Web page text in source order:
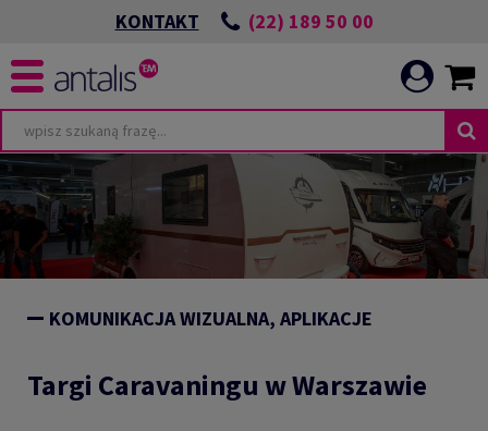
KONTAKT (22) 189 50 00
KOMUNIKACJA WIZUALNA, APLIKACJE
Targi Caravaningu w Warszawie